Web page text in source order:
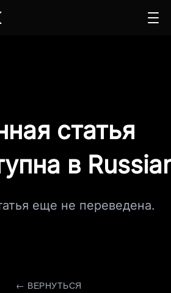
статья
в
еще не переведена.
← ВЕРНУТЬСЯ